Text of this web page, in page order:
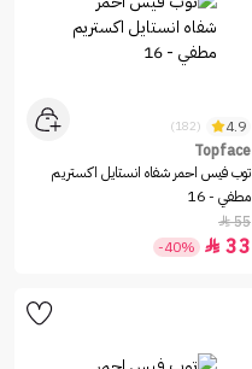
4.9
(182)
Topface
توب فيس احمر شفاه انستايل اكستريم
مطفي - 16
55

33

-40%